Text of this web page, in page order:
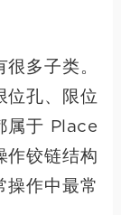
多子类。
位孔、限位
属于 Place
作铰链结构
操作中最常